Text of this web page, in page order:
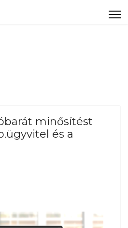
minősítést
és a